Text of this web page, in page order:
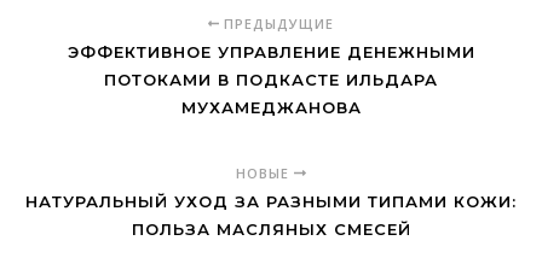
ПРЕДЫДУЩИЕ
ЭФФЕКТИВНОЕ УПРАВЛЕНИЕ ДЕНЕЖНЫМИ
ПОТОКАМИ В ПОДКАСТЕ ИЛЬДАРА
МУХАМЕДЖАНОВА
НОВЫЕ
НАТУРАЛЬНЫЙ УХОД ЗА РАЗНЫМИ ТИПАМИ КОЖИ:
ПОЛЬЗА МАСЛЯНЫХ СМЕСЕЙ